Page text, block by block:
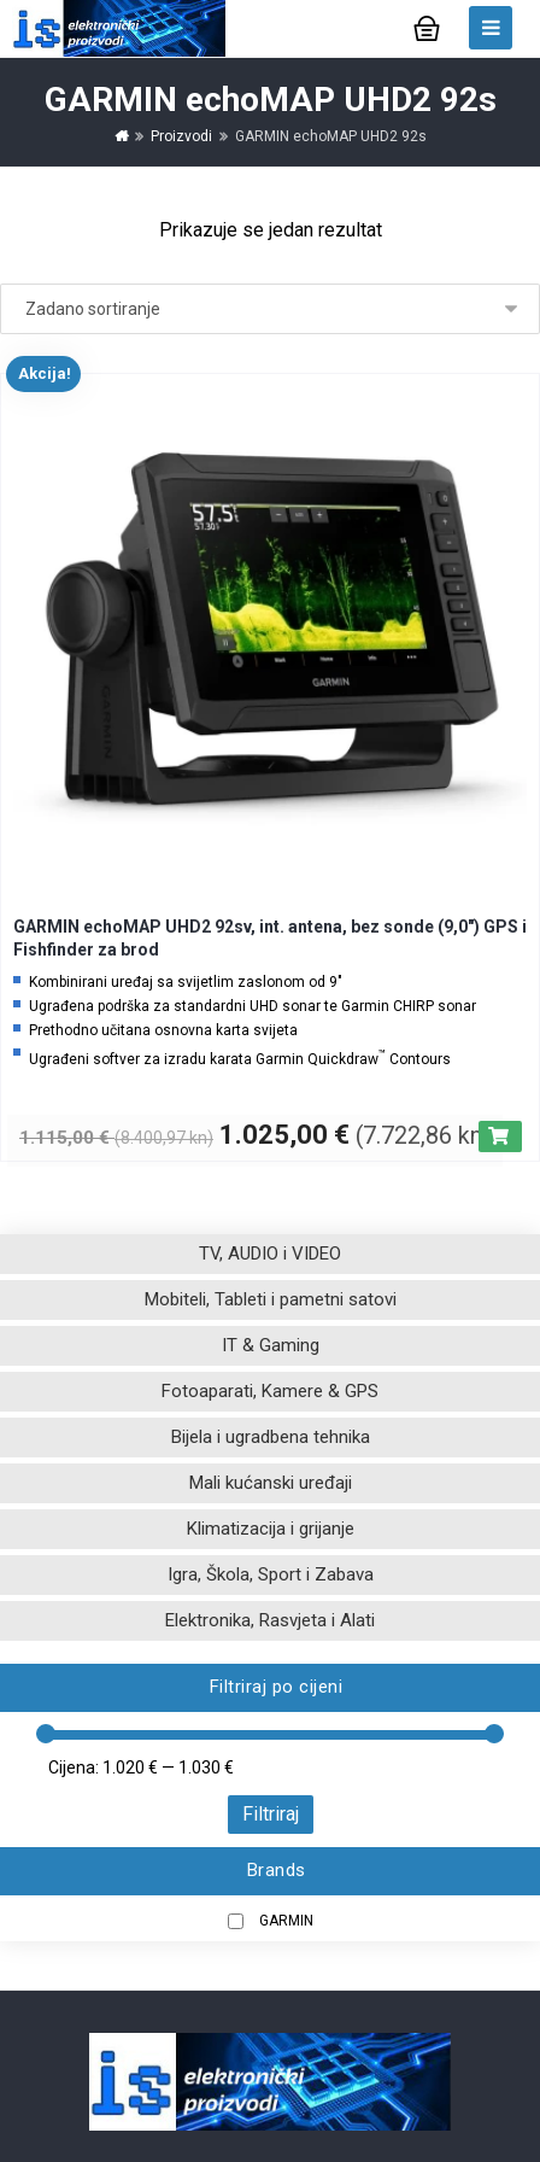
GARMIN echoMAP UHD2 92s
Proizvodi GARMIN echoMAP UHD2 92s
Prikazuje se jedan rezultat
GARMIN echoMAP UHD2 92sv, int. antena, bez sonde (9,0″) GPS i
Fishfinder za brod
Kombinirani uređaj sa svijetlim zaslonom od 9″
Ugrađena podrška za standardni UHD sonar te Garmin CHIRP sonar
Prethodno učitana osnovna karta svijeta
Ugrađeni softver za izradu karata Garmin Quickdraw™ Contours
1.115,00€ (8.400,97 kn) 1.025,00 € (7.722,86 kn)
Akcija!
TV, AUDIO i VIDEO
Mobiteli, Tableti i pametni satovi
IT & Gaming
Fotoaparati, Kamere & GPS
Bijela i ugradbena tehnika
Mali kućanski uređaji
Klimatizacija i grijanje
Igra, Škola, Sport i Zabava
Elektronika, Rasvjeta i Alati
Filtriraj po cijeni
Filtriraj
Cijena: 1.020 € — 1.030 €
Brands
GARMIN